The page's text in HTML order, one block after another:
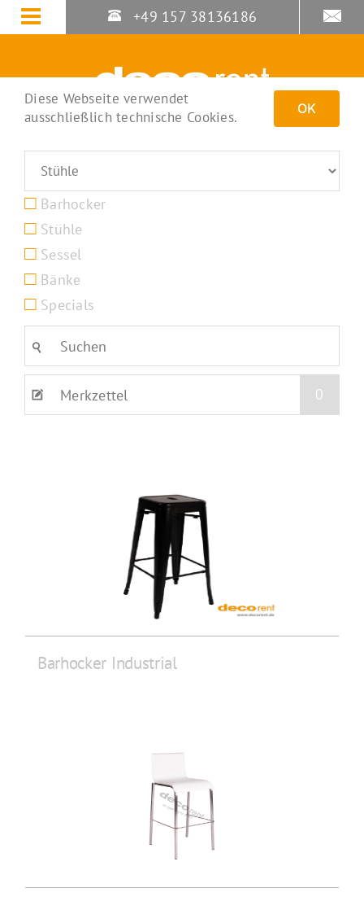
Zum
Inhalt
+49 157 38136186
Barhocker
Stühle
Sessel
Bänke
Specials
Merkzettel 0
Barhocker Industrial
Diese Webseite verwendet
ausschließlich technische Cookies.
OK